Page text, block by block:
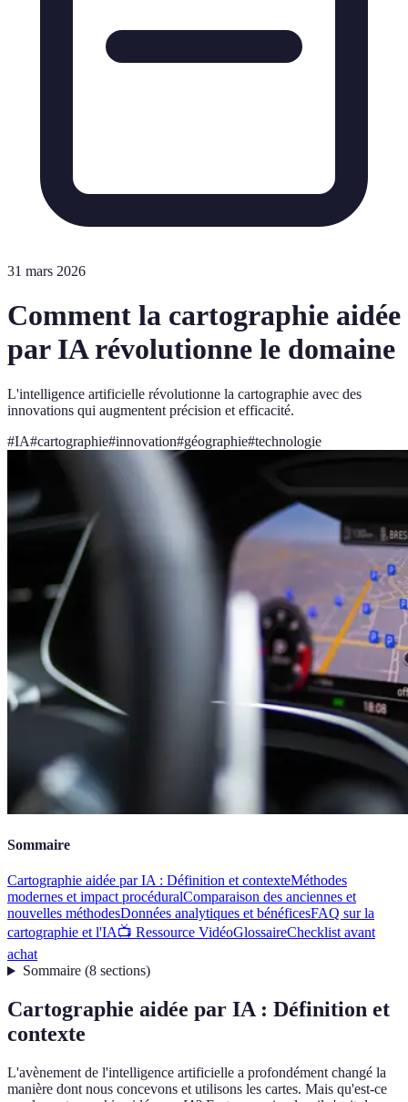
31 mars 2026
Comment la cartographie aidée
par IA révolutionne le domaine
L'intelligence artificielle révolutionne la cartographie avec des
innovations qui augmentent précision et efficacité.
#IA#cartographie#innovation#géographie#technologie
Sommaire
Cartographie aidée par IA : Définition et contexteMéthodes
modernes et impact procéduralComparaison des anciennes et
nouvelles méthodesDonnées analytiques et bénéficesFAQ sur la
cartographie et l'IA📺 Ressource VidéoGlossaireChecklist avant
achat
Sommaire(8 sections)
Cartographie aidée par IA : Définition et
contexte
L'avènement de l'intelligence artificielle a profondément changé la
manière dont nous concevons et utilisons les cartes. Mais qu'est-ce